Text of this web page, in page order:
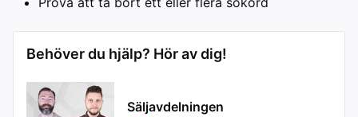
Behöver du hjälp? Hör av dig!
Säljavdelningen